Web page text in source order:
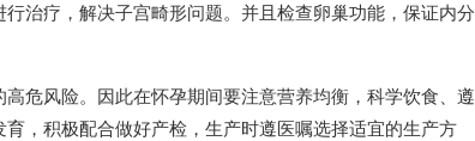
治疗，解决子宫畸形问题。并且检查卵巢功能，保证内分
危风险。因此在怀孕期间要注意营养均衡，科学饮食、遵
，积极配合做好产检，生产时遵医嘱选择适宜的生产方